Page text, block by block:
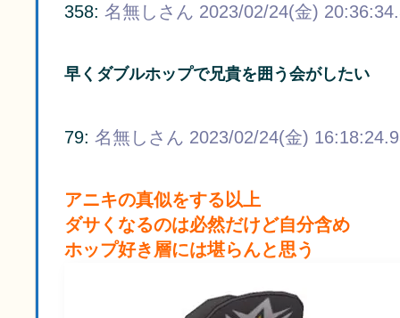
358: 名無しさん 2023/02/24(金)
早くダブルホップで兄貴を囲う会がしたい
79: 名無しさん 2023/02/24(金)
アニキの真似をする以上
ダサくなるのは必然だけど自分含め
ホップ好き層には堪らんと思う